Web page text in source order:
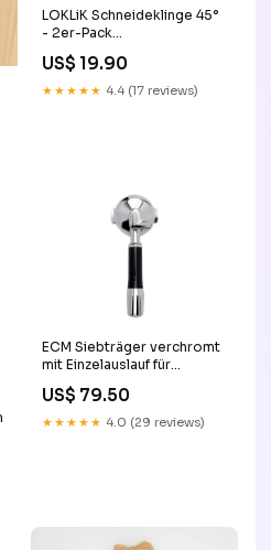
LOKLiK Schneideklinge 45°
- 2er-Pack
US$ 19.90
★★★★★ 4.4 (17 reviews)
ECM Siebträger verchromt
mit Einzelauslauf für
US$ 79.50
★★★★★ 4.0 (29 reviews)